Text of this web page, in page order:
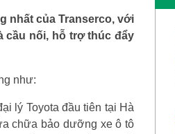
nhất của Transerco, với
cầu nối, hỗ trợ thúc đẩy
như:
lý Toyota đầu tiên tại Hà
chữa bảo dưỡng xe ô tô